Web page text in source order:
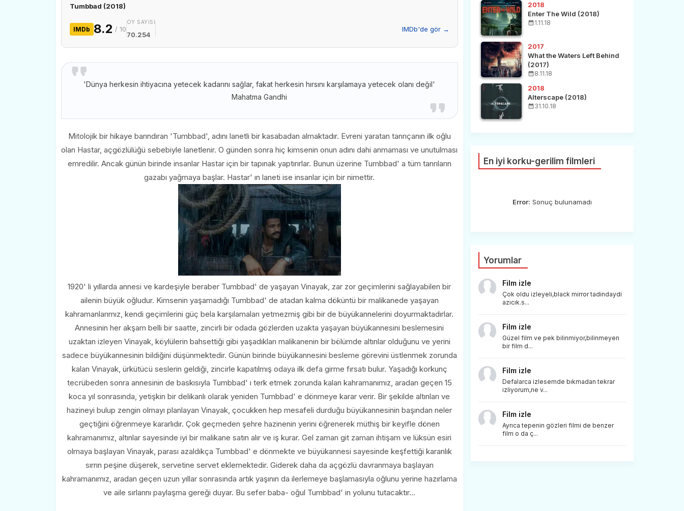
Tumbbad (2018)
IMDb 8.2 / 10
OY SAYISI
70.254
IMDb'de gör →
'Dünya herkesin ihtiyacına yetecek kadarını sağlar, fakat herkesin hırsını karşılamaya yetecek olanı değil'
Mahatma Gandhi
Mitolojik bir hikaye barındıran 'Tumbbad', adını lanetli bir kasabadan almaktadır. Evreni yaratan tanrıçanın ilk oğlu
olan Hastar, açgözlülüğü sebebiyle lanetlenir. O günden sonra hiç kimsenin onun adını dahi anmaması ve unutulması
emredilir. Ancak günün birinde insanlar Hastar için bir tapınak yaptırırlar. Bunun üzerine Tumbbad' a tüm tanrıların
gazabı yağmaya başlar. Hastar' ın laneti ise insanlar için bir nimettir.
1920' li yıllarda annesi ve kardeşiyle beraber Tumbbad' de yaşayan Vinayak, zar zor geçimlerini sağlayabilen bir
ailenin büyük oğludur. Kimsenin yaşamadığı Tumbbad' de atadan kalma döküntü bir malikanede yaşayan
kahramanlarımız, kendi geçimlerini güç bela karşılamaları yetmezmiş gibi bir de büyükannelerini doyurmaktadırlar.
Annesinin her akşam belli bir saatte, zincirli bir odada gözlerden uzakta yaşayan büyükannesini beslemesini
uzaktan izleyen Vinayak, köylülerin bahsettiği gibi yaşadıkları malikanenin bir bölümde altınlar olduğunu ve yerini
sadece büyükannesinin bildiğini düşünmektedir. Günün birinde büyükannesini besleme görevini üstlenmek zorunda
kalan Vinayak, ürkütücü seslerin geldiği, zincirle kapatılmış odaya ilk defa girme fırsatı bulur. Yaşadığı korkunç
tecrübeden sonra annesinin de baskısıyla Tumbbad' ı terk etmek zorunda kalan kahramanımız, aradan geçen 15
koca yıl sonrasında, yetişkin bir delikanlı olarak yeniden Tumbbad' e dönmeye karar verir. Bir şekilde altınları ve
hazineyi bulup zengin olmayı planlayan Vinayak, çocukken hep mesafeli durduğu büyükannesinin başından neler
geçtiğini öğrenmeye kararlıdır. Çok geçmeden şehre hazinenin yerini öğrenerek müthiş bir keyifle dönen
kahramanımız, altınlar sayesinde iyi bir malikane satın alır ve iş kurar. Gel zaman git zaman ihtişam ve lüksün esiri
olmaya başlayan Vinayak, parası azaldıkça Tumbbad' e dönmekte ve büyükannesi sayesinde keşfettiği karanlık
sırrın peşine düşerek, servetine servet eklemektedir. Giderek daha da açgözlü davranmaya başlayan
kahramanımız, aradan geçen uzun yıllar sonrasında artık yaşının da ilerlemeye başlamasıyla oğlunu yerine hazırlama
ve aile sırlarını paylaşma gereği duyar. Bu sefer baba- oğul Tumbbad' in yolunu tutacaktır...
2018
Enter The Wild (2018)
1.11.18
2017
What the Waters Left Behind
(2017)
8.11.18
2018
Alterscape (2018)
31.10.18
En iyi korku-gerilim filmleri
Error: Sonuç bulunamadı
Yorumlar
Film izle
Çok oldu izleyeli,black mirror tadindaydi
azıcık.s...
Film izle
Güzel film ve pek bilinmiyor,bilinmeyen
bir film d...
Film izle
Defalarca izlesemde bıkmadan tekrar
izliyorum,ne v...
Film izle
Ayrıca tepenin gözleri filmi de benzer
film o da ç...